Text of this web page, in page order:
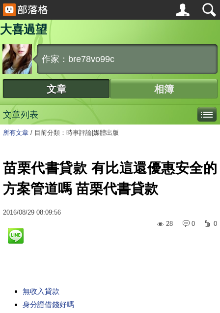
大喜過望
作家：bre78vo99c
文章 相簿
文章列表
所有文章 / 目前分類：時事評論|媒體出版
苗栗代書貸款 有比這還優惠安全的
方案管道嗎 苗栗代書貸款
2016/08/29 08:09:56
28
0 0
無收入貸款
身分證借錢好嗎